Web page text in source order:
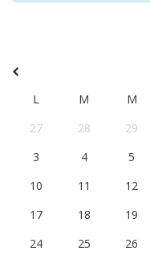
L M M
27
28 29
3
4 5
10
11 12
17
18 19
24
25 26